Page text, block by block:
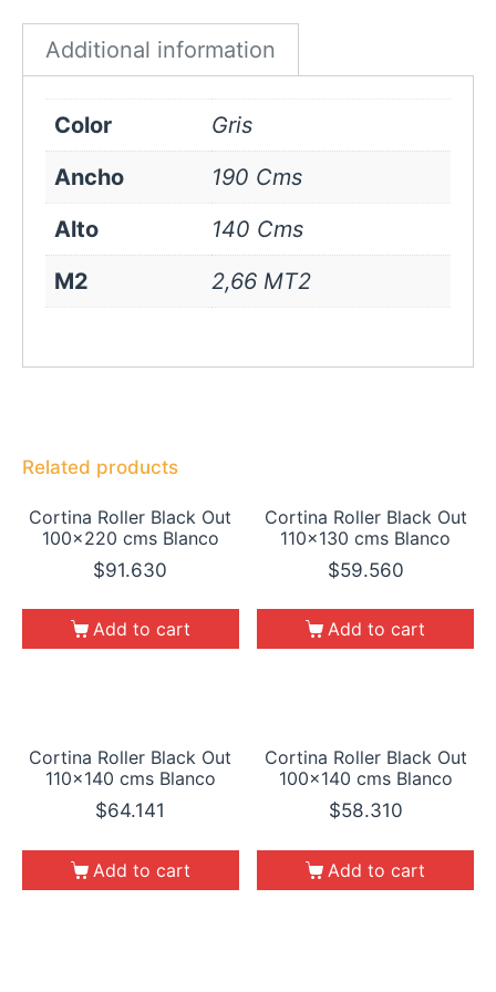
Additional information
Color
Gris
Ancho
190 Cms
Alto
140 Cms
M2
2,66 MT2
Related products
Cortina Roller Black Out
100×220 cms Blanco
$91.630
Add to cart
Cortina Roller Black Out
110×130 cms Blanco
$59.560
Add to cart
Cortina Roller Black Out
110×140 cms Blanco
$64.141
Add to cart
Cortina Roller Black Out
100×140 cms Blanco
$58.310
Add to cart